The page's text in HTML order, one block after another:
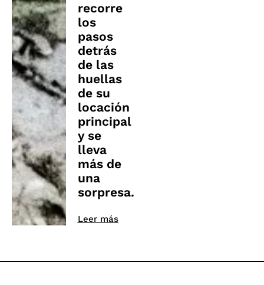
recorre
los
pasos
detrás
de las
huellas
de su
locación
principal
y se
lleva
más de
una
sorpresa.
Leer más